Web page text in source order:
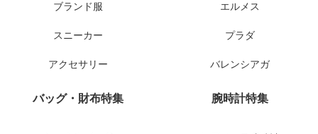
ブランド服
スニーカー
アクセサリー
エルメス
プラダ
バレンシアガ
バッグ・財布特集 腕時計特集